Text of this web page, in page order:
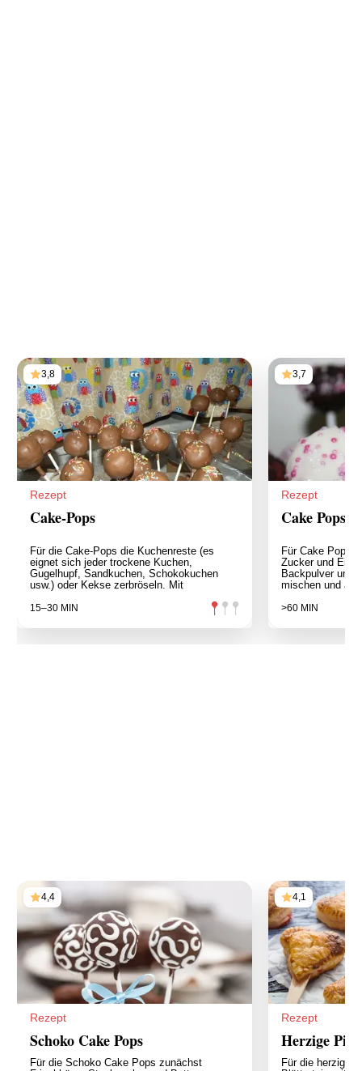
3,8
Rezept
Cake-Pops
Für die Cake-Pops die Kuchenreste (es
eignet sich jeder trockene Kuchen,
Gugelhupf, Sandkuchen, Schokokuchen
usw.) oder Kekse zerbröseln. Mit
15–30 MIN
3,7
Rezept
Cake Pops
Für Cake Pops
Zucker und Ei
Backpulver und
mischen und
>60 MIN
4,4
Rezept
Schoko Cake Pops
Für die Schoko Cake Pops zunächst
4,1
Rezept
Herzige Pie-
Für die herzigen